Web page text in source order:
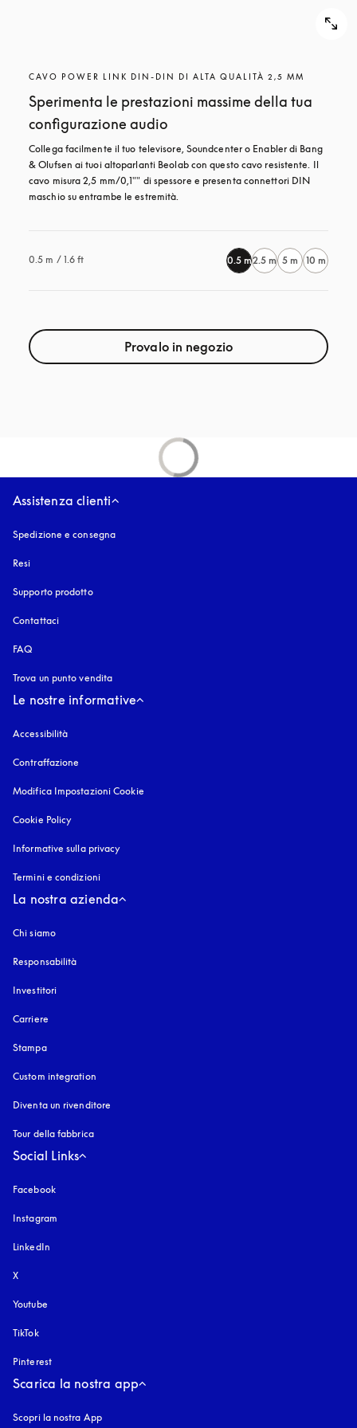
CAVO POWER LINK DIN-DIN DI ALTA QUALITÀ 2,5 MM
Sperimenta le prestazioni massime della tua
configurazione audio
Collega facilmente il tuo televisore, Soundcenter o Enabler di Bang
& Olufsen ai tuoi altoparlanti Beolab con questo cavo resistente. Il
cavo misura 2,5 mm/0,1"" di spessore e presenta connettori DIN
maschio su entrambe le estremità.
0.5 m / 1.6 ft 0.5 m2.5 m 5 m 10 m
Provalo in negozio
Assistenza clienti
Spedizione e consegna
Resi
Supporto prodotto
Contattaci
FAQ
Trova un punto vendita
Le nostre informative
Accessibilità
Contraffazione
Modifica Impostazioni Cookie
Cookie Policy
Informative sulla privacy
Termini e condizioni
La nostra azienda
Chi siamo
Responsabilità
Investitori
Carriere
Stampa
Custom integration
Diventa un rivenditore
Tour della fabbrica
Social Links
Facebook
Instagram
LinkedIn
X
Youtube
TikTok
Pinterest
Scarica la nostra app
Scopri la nostra App